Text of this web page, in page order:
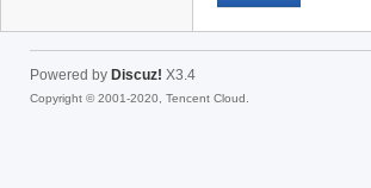
Powered by Discuz! X3.4
Copyright © 2001-2020, Tencent Cloud.